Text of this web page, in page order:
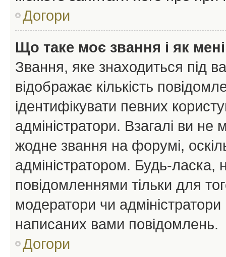
Догори
Що таке моє звання і як
Звання, яке знаходиться під
відображає кількість
ідентифікувати певних
адміністратори. Взагалі ви
жодне звання на форумі,
адміністратором. Будь-
повідомленнями тільки для
модератори чи
написаних вами повідомлень.
Догори